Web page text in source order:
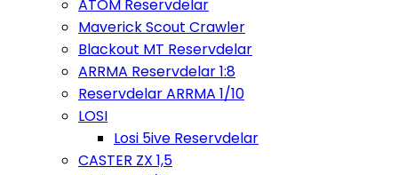
ATOM Reservdelar
Maverick Scout Crawler
Blackout MT Reservdelar
ARRMA Reservdelar 1:8
Reservdelar ARRMA 1/10
LOSI
Losi 5ive Reservdelar
CASTER ZX 1,5